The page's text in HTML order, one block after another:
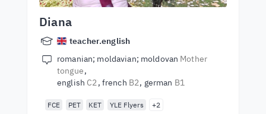
Diana
teacher.english
romanian; moldavian; moldovan Mother
tongue
english C2 french B2 german B1
FCE PET KET YLE Flyers +2